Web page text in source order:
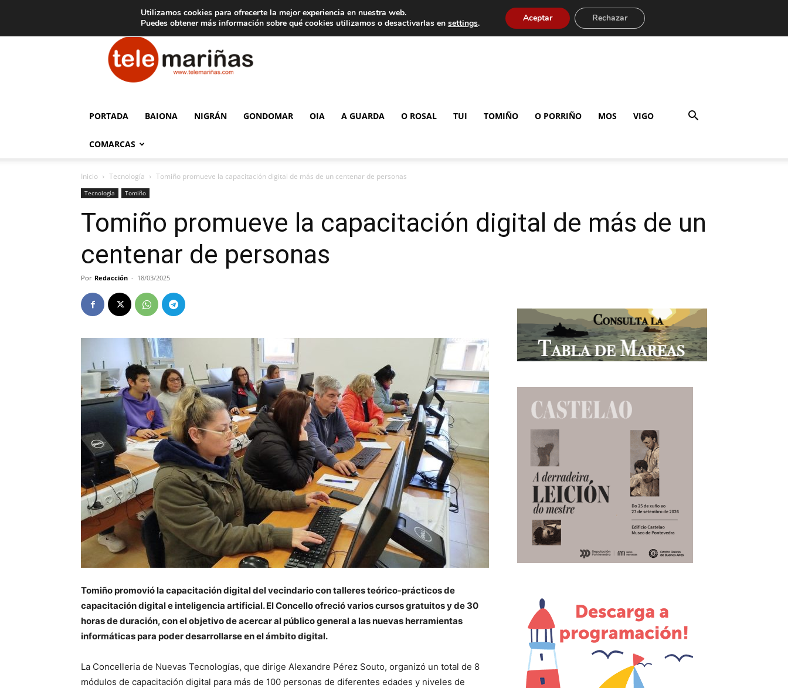
Aviso legal Tarifas de publicidad
Telemariñas
PORTADA BAIONA NIGRÁN GONDOMAR OIA A GUARDA O ROSAL TUI TOMIÑO O PORRIÑO MOS VIGO
COMARCAS
Inicio Tecnología Tomiño promueve la capacitación digital de más de un centenar de personas
Tecnología Tomiño
Tomiño promueve la capacitación digital de más de un
centenar de personas
Por Redacción - 18/03/2025
Tomiño promovió la capacitación digital del vecindario con talleres teórico-prácticos de
capacitación digital e inteligencia artificial. El Concello ofreció varios cursos gratuitos y de 30
horas de duración, con el objetivo de acercar al público general a las nuevas herramientas
informáticas para poder desarrollarse en el ámbito digital.
La Concelleria de Nuevas Tecnologías, que dirige Alexandre Pérez Souto, organizó un total de 8
módulos de capacitación digital para más de 100 personas de diferentes edades y niveles de
Utilizamos cookies para ofrecerte la mejor experiencia en nuestra web.
Puedes obtener más información sobre qué cookies utilizamos o desactivarlas en settings. Aceptar Rechazar